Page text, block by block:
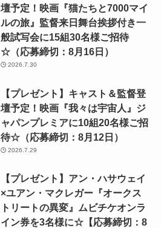
壇予定！映画『猫たちと7000マイ
ルの旅』監督来日舞台挨拶付き一
般試写会に15組30名様ご招待
☆（応募締切：8月16日）
2026.7.30
【プレゼント】キャスト＆監督登
壇予定！映画『我々は宇宙人』ジ
ャパンプレミアに10組20名様ご招
待☆（応募締切：8月12日）
2026.7.29
【プレゼント】アン・ハサウェイ
×ユアン・マクレガー『オークス
トリートの異変』ムビチケオンラ
イン券を3名様に☆【応募締切：8